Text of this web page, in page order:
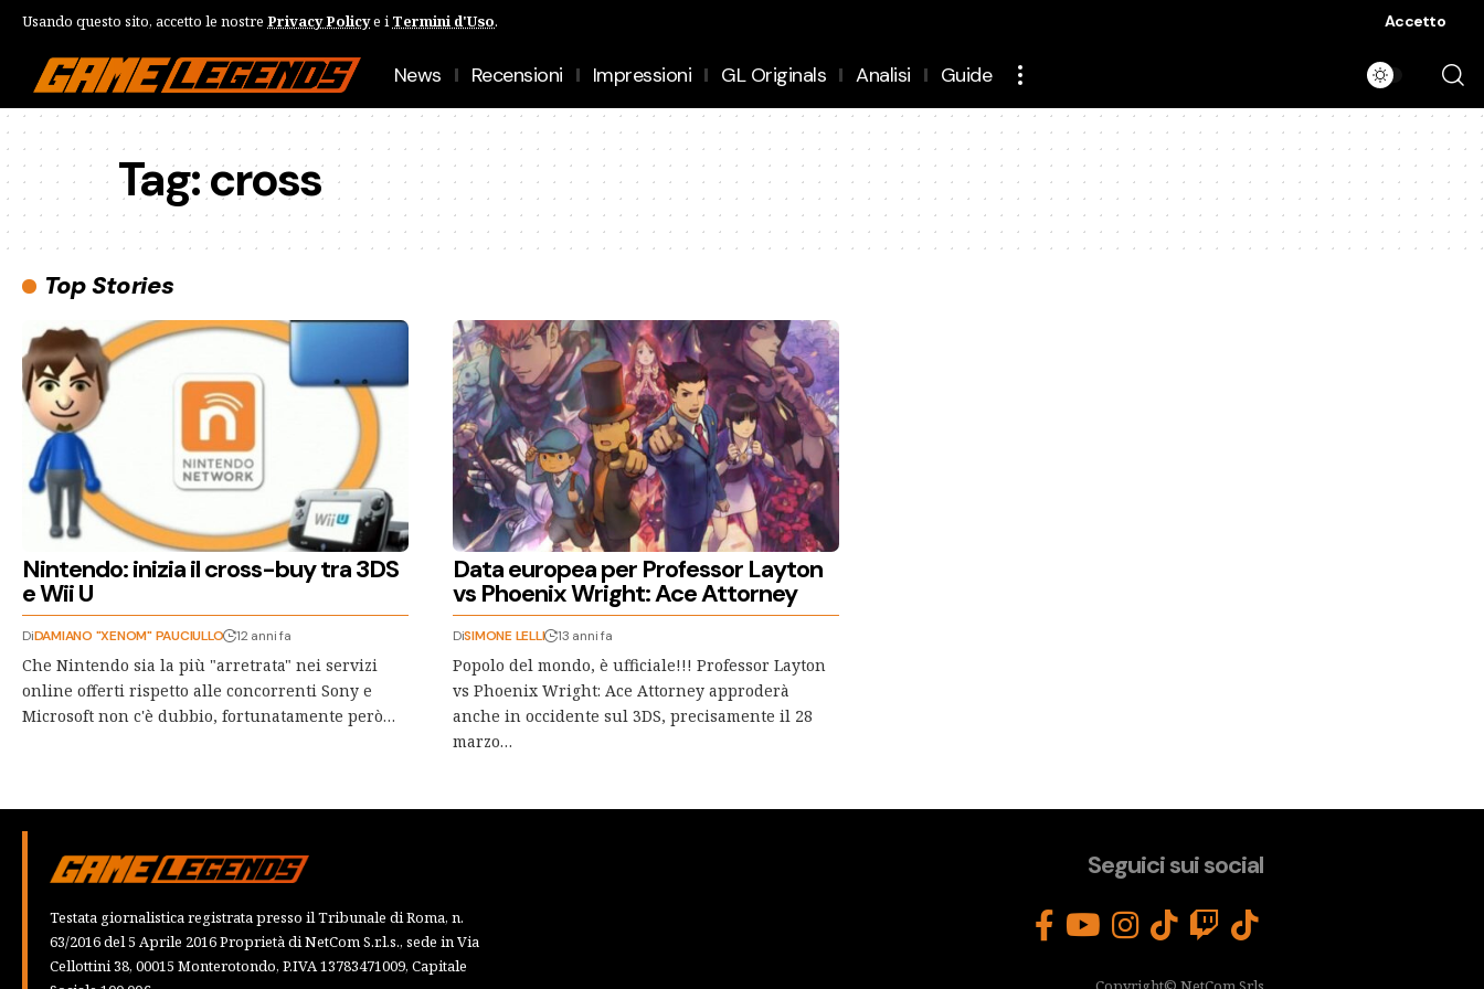
Usando questo sito, accetto le nostre Privacy Policye i Termini d'Uso. Accetto
News Recensioni Impressioni GL Originals Analisi Guide
Tag:cross
Top Stories
Nintendo: inizia il cross-buy tra 3DS
e Wii U
DiDAMIANO "XENOM" PAUCIULLO 12 anni fa
Che Nintendo sia la più "arretrata" nei servizi
online offerti rispetto alle concorrenti Sony e
Microsoft non c'è dubbio, fortunatamente però…
Data europea per Professor Layton
vs Phoenix Wright: Ace Attorney
DiSIMONE LELLI 13 anni fa
Popolo del mondo, è ufficiale!!! Professor Layton
vs Phoenix Wright: Ace Attorney approderà
anche in occidente sul 3DS, precisamente il 28
marzo…
Testata giornalistica registrata presso il Tribunale di Roma, n.
63/2016 del 5 Aprile 2016 Proprietà di NetCom S.r.l.s., sede in Via
Cellottini 38, 00015 Monterotondo, P.IVA 13783471009, Capitale
Seguici sui social